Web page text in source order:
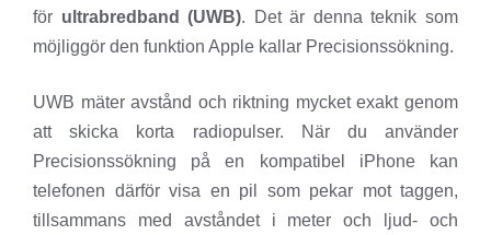
för ultrabredband (UWB). Det är denna teknik som
möjliggör den funktion Apple kallar Precisionssökning.
UWB mäter avstånd och riktning mycket exakt genom
att skicka korta radiopulser. När du använder
Precisionssökning på en kompatibel iPhone kan
telefonen därför visa en pil som pekar mot taggen,
tillsammans med avståndet i meter och ljud- och